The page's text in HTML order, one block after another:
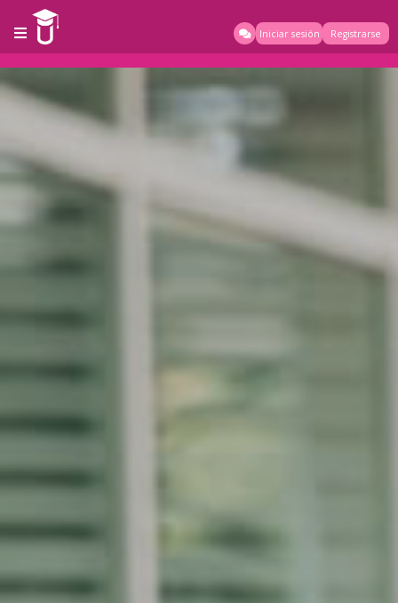
Iniciar sesión Registrarse